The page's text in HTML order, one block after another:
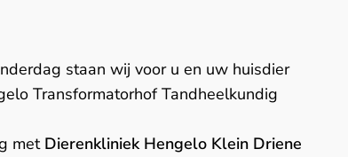
staan wij voor u en uw huisdier
Transformatorhof Tandheelkundig
met Dierenkliniek Hengelo Klein Driene